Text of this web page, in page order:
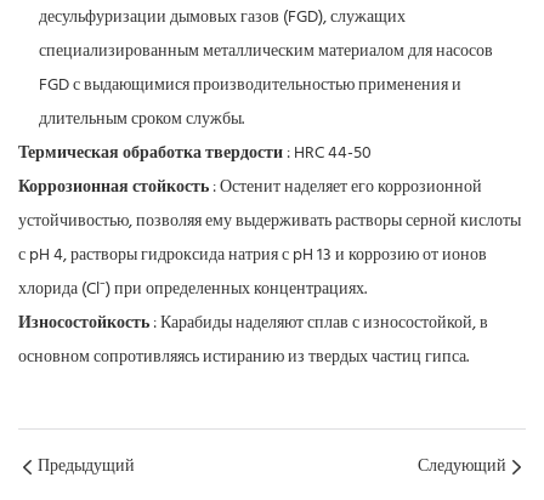
десульфуризации дымовых газов (FGD), служащих
специализированным металлическим материалом для насосов
FGD с выдающимися производительностью применения и
длительным сроком службы.
Термическая обработка твердости: HRC 44-50
Коррозионная стойкость: Остенит наделяет его коррозионной
устойчивостью, позволяя ему выдерживать растворы серной кислоты
с pH 4, растворы гидроксида натрия с pH 13 и коррозию от ионов
хлорида (Cl⁻) при определенных концентрациях.
Износостойкость: Карабиды наделяют сплав с износостойкой, в
основном сопротивляясь истиранию из твердых частиц гипса.
Предыдущий Следующий